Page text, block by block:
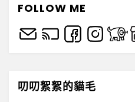
FOLLOW ME
叨叨絮絮的貓毛